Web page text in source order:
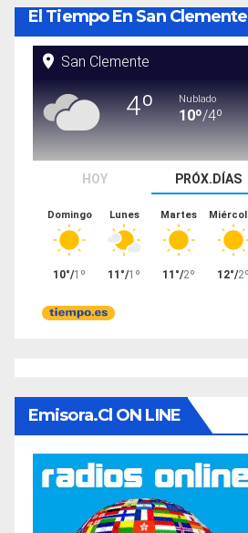
El Tiempo En San Clemente
Emisora.cl ON LINE